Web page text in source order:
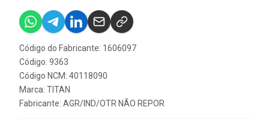
Código do Fabricante: 1606097
Código: 9363
Código NCM: 40118090
Marca: TITAN
Fabricante: AGR/IND/OTR NÃO REPOR